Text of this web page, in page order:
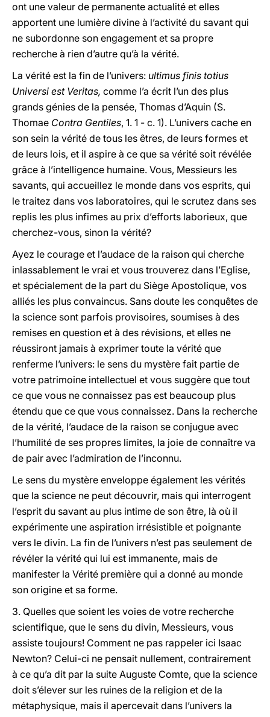
ont une valeur de permanente actualité et elles
apportent une lumière divine à l’activité du savant qui
ne subordonne son engagement et sa propre
recherche à rien d’autre qu’à la vérité.
La vérité est la fin de l’univers: ultimus finis totius
Universi est Veritas, comme l’a écrit l’un des plus
grands génies de la pensée, Thomas d’Aquin (S.
Thomae Contra Gentiles, 1. 1 - c. 1). L’univers cache en
son sein la vérité de tous les êtres, de leurs formes et
de leurs lois, et il aspire à ce que sa vérité soit révélée
grâce à l’intelligence humaine. Vous, Messieurs les
savants, qui accueillez le monde dans vos esprits, qui
le traitez dans vos laboratoires, qui le scrutez dans ses
replis les plus infimes au prix d’efforts laborieux, que
cherchez-vous, sinon la vérité?
Ayez le courage et l’audace de la raison qui cherche
inlassablement le vrai et vous trouverez dans l’Eglise,
et spécialement de la part du Siège Apostolique, vos
alliés les plus convaincus. Sans doute les conquêtes de
la science sont parfois provisoires, soumises à des
remises en question et à des révisions, et elles ne
réussiront jamais à exprimer toute la vérité que
renferme l’univers: le sens du mystère fait partie de
votre patrimoine intellectuel et vous suggère que tout
ce que vous ne connaissez pas est beaucoup plus
étendu que ce que vous connaissez. Dans la recherche
de la vérité, l’audace de la raison se conjugue avec
l’humilité de ses propres limites, la joie de connaître va
de pair avec l’admiration de l’inconnu.
Le sens du mystère enveloppe également les vérités
que la science ne peut découvrir, mais qui interrogent
l’esprit du savant au plus intime de son être, là où il
expérimente une aspiration irrésistible et poignante
vers le divin. La fin de l’univers n’est pas seulement de
révéler la vérité qui lui est immanente, mais de
manifester la Vérité première qui a donné au monde
son origine et sa forme.
3. Quelles que soient les voies de votre recherche
scientifique, que le sens du divin, Messieurs, vous
assiste toujours! Comment ne pas rappeler ici Isaac
Newton? Celui-ci ne pensait nullement, contrairement
à ce qu’a dit par la suite Auguste Comte, que la science
doit s’élever sur les ruines de la religion et de la
métaphysique, mais il apercevait dans l’univers la